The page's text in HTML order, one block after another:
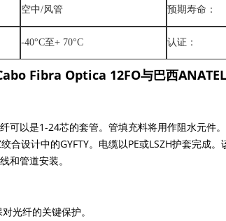
空中/风管 预期寿命：
-40°C至+ 70°C 认证：
Fibra Optica 12FO与巴西ANATEL
可以是1-24芯的套管。管填充料将用作阻水元件
合设计中的GYFTY。电缆以PE或LSZH护套完成
和管道安装。
光纤的关键保护。